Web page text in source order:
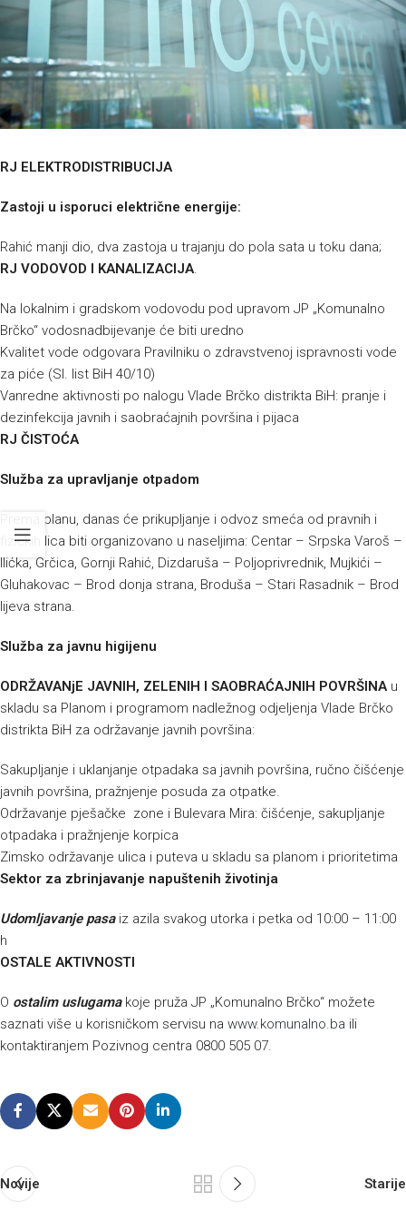
RJ ELEKTRODISTRIBUCIJA
Zastoji u isporuci električne energije:
Rahić manji dio, dva zastoja u trajanju do pola sata u toku dana;
RJ VODOVOD I KANALIZACIJA.
Na lokalnim i gradskom vodovodu pod upravom JP „Komunalno
Brčko“ vodosnadbijevanje će biti uredno
Kvalitet vode odgovara Pravilniku o zdravstvenoj ispravnosti vode
za piće (Sl. list BiH 40/10)
Vanredne aktivnosti po nalogu Vlade Brčko distrikta BiH: pranje i
dezinfekcija javnih i saobraćajnih površina i pijaca
RJ ČISTOĆA
Služba za upravljanje otpadom
Prema planu, danas će prikupljanje i odvoz smeća od pravnih i
fizičkih lica biti organizovano u naseljima: Centar – Srpska Varoš –
Ilićka, Grčica, Gornji Rahić, Dizdaruša – Poljoprivrednik, Mujkići –
Gluhakovac – Brod donja strana, Broduša – Stari Rasadnik – Brod
lijeva strana.
Služba za javnu higijenu
ODRŽAVANjE JAVNIH, ZELENIH I SAOBRAĆAJNIH POVRŠINAu
skladu sa Planom i programom nadležnog odjeljenja Vlade Brčko
distrikta BiH za održavanje javnih površina:
Sakupljanje i uklanjanje otpadaka sa javnih površina, ručno čišćenje
javnih površina, pražnjenje posuda za otpatke.
Održavanje pješačke zone i Bulevara Mira: čišćenje, sakupljanje
otpadaka i pražnjenje korpica
Zimsko održavanje ulica i puteva u skladu sa planom i prioritetima
Sektor za zbrinjavanje napuštenih životinja
Udomljavanje pasaiz azila svakog utorka i petka od 10:00 – 11:00
h
OSTALE AKTIVNOSTI
O ostalim uslugamakoje pruža JP „Komunalno Brčko“ možete
saznati više u korisničkom servisu na www.komunalno.ba ili
kontaktiranjem Pozivnog centra 0800 505 07.
Novije Starije